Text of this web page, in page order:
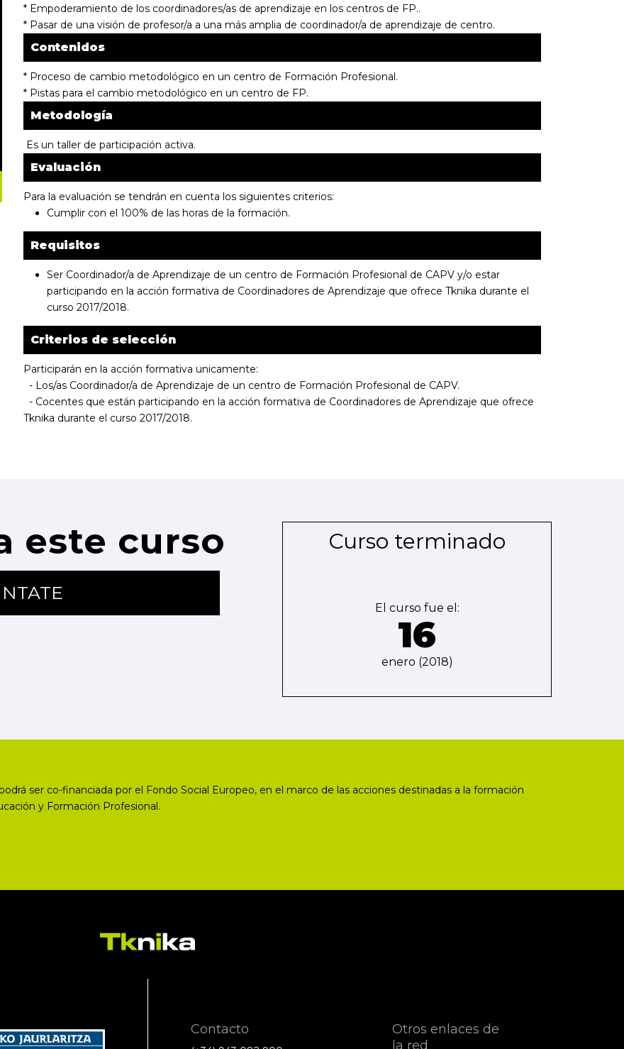
* Empoderamiento de los coordinadores/as de aprendizaje en los centros de FP..
* Pasar de una visión de profesor/a a una más amplia de coordinador/a de aprendizaje de centro.
Contenidos
* Proceso de cambio metodológico en un centro de Formación Profesional.
* Pistas para el cambio metodológico en un centro de FP.
Metodología
Es un taller de participación activa.
Evaluación
Para la evaluación se tendrán en cuenta los siguientes criterios:
Cumplir con el 100% de las horas de la formación.
Requisitos
Ser Coordinador/a de Aprendizaje de un centro de Formación Profesional de CAPV y/o estar
participando en la acción formativa de Coordinadores de Aprendizaje que ofrece Tknika durante el
curso 2017/2018.
Criterios de selección
Participarán en la acción formativa unicamente:
- Los/as Coordinador/a de Aprendizaje de un centro de Formación Profesional de CAPV.
- Cocentes que están participando en la acción formativa de Coordinadores de Aprendizaje que ofrece
Tknika durante el curso 2017/2018.
este curso Curso terminado
El curso fue el:
16
enero (2018)
ser co-financiada por el Fondo Social Europeo, en el marco de las acciones destinadas a la formación
y Formación Profesional.
Contacto
Otros enlaces de
la red